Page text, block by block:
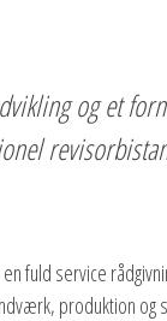
og et
fuld service
produktion og